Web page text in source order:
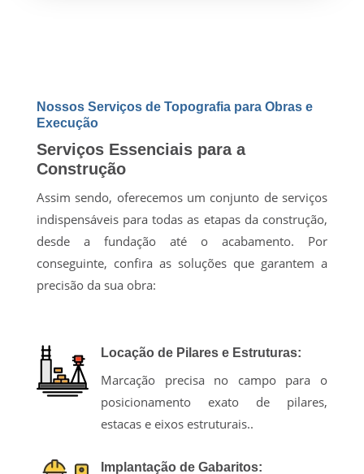
Nossos Serviços de Topografia para Obras e
Execução
Serviços Essenciais para a
Construção
Assim sendo, oferecemos um conjunto de serviços
indispensáveis para todas as etapas da construção,
desde a fundação até o acabamento. Por
conseguinte, confira as soluções que garantem a
precisão da sua obra:
Locação de Pilares e Estruturas:
Marcação precisa no campo para o
posicionamento exato de pilares,
estacas e eixos estruturais..
Implantação de Gabaritos: